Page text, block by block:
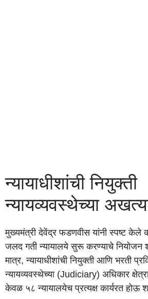
न्यायाधीशांची नियुक्ती
न्यायव्यवस्थेच्या
मुख्यमंत्री देवेंद्र फडणवीस यांनी स्पष्ट केले
जलद गती न्यायालये सुरू करण्याचे
मात्र, न्यायाधीशांची नियुक्ती आणि भरती
न्यायव्यवस्थेच्या (Judiciary) अधिकार
केवळ ५८ न्यायालयेच प्रत्यक्ष कार्यरत